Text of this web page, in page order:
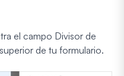
el campo Divisor de
de tu formulario.